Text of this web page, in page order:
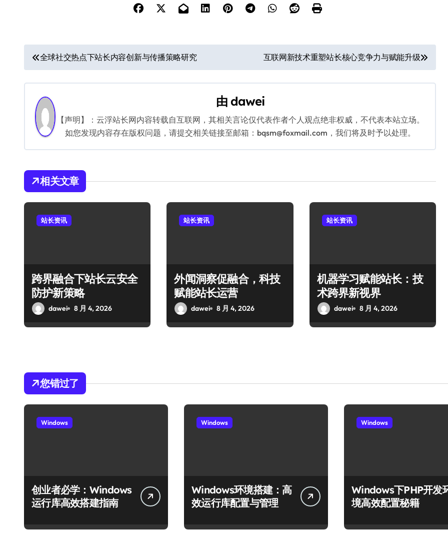
文
章
导
航
全球社交热点下站长内容创新与传播策略研究 互联网新技术重塑站长核心竞争力与赋能升级
由 dawei
【声明】：云浮站长网内容转载自互联网，其相关言论仅代表作者个人观点绝非权威，不代表本站立场。
如您发现内容存在版权问题，请提交相关链接至邮箱：bqsm@foxmail.com，我们将及时予以处理。
相关文章
站长资讯
跨界融合下站长云安全
防护新策略
dawei 8 月 4, 2026
站长资讯
外闻洞察促融合，科技
赋能站长运营
dawei 8 月 4, 2026
站长资讯
机器学习赋能站长：技
术跨界新视界
dawei 8 月 4, 2026
您错过了
Windows
创业者必学：Windows
运行库高效搭建指南
Windows
Windows环境搭建：高
效运行库配置与管理
Windows
Windows下PHP开发
境高效配置秘籍